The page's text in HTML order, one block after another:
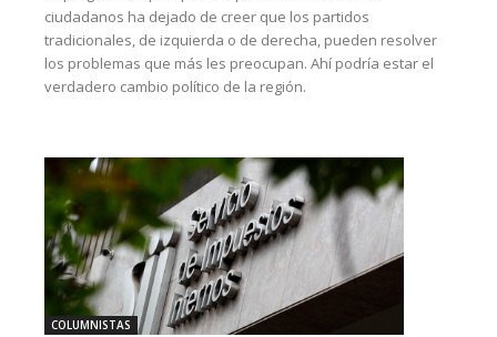
ciudadanos ha dejado de creer que los partidos
tradicionales, de izquierda o de derecha, pueden resolver
los problemas que más les preocupan. Ahí podría estar el
verdadero cambio político de la región.
COLUMNISTAS